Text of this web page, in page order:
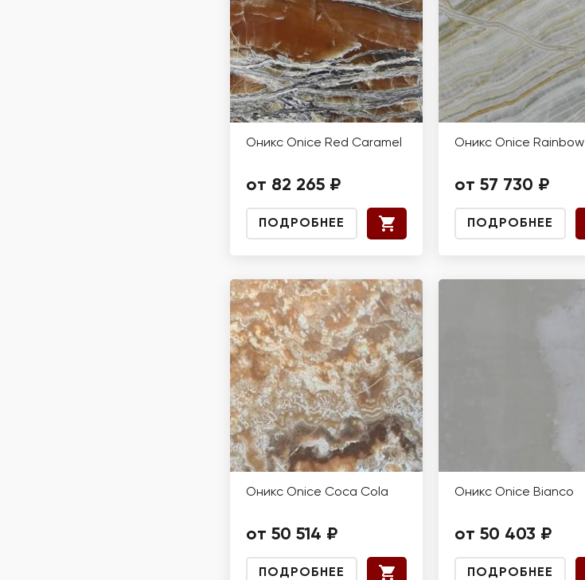
Оникс Onice Red Caramel
от 82 265 ₽
ПОДРОБНЕЕ
Оникс Onice Rainbow
от 57 730 ₽
ПОДРОБНЕЕ
Оникс Onice Coca Cola
от 50 514 ₽
ПОДРОБНЕЕ
Оникс Onice Bianco
от 50 403 ₽
ПОДРОБНЕЕ